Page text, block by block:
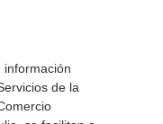
información
de la